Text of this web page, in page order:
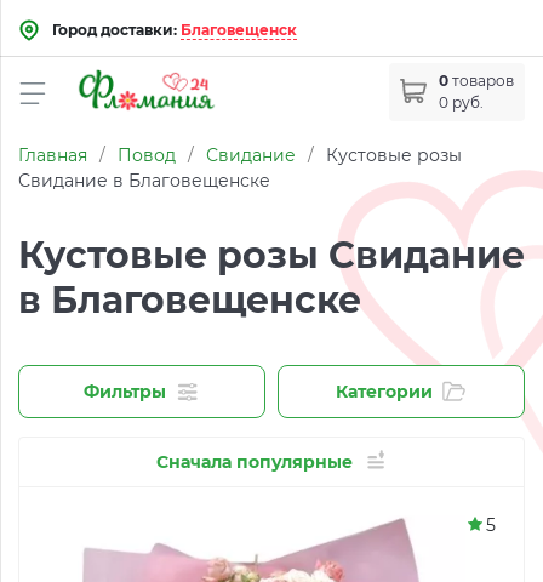
Город доставки: Благовещенск
0 товаров
0 руб.
Главная / Повод / Свидание /
Кустовые розы
Свидание в Благовещенске
Кустовые розы Свидание
в Благовещенске
Фильтры Категории
Сначала популярные
5